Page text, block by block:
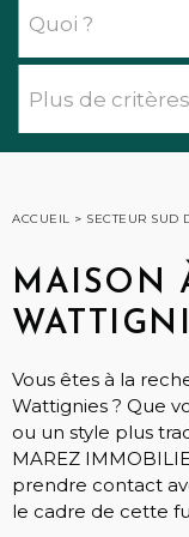
ACCUEIL > SECTEUR SUD
MAISON
Vous êtes à la
Wattignies ? Que
ou un style plus
MAREZ
prendre contact
le cadre de cette